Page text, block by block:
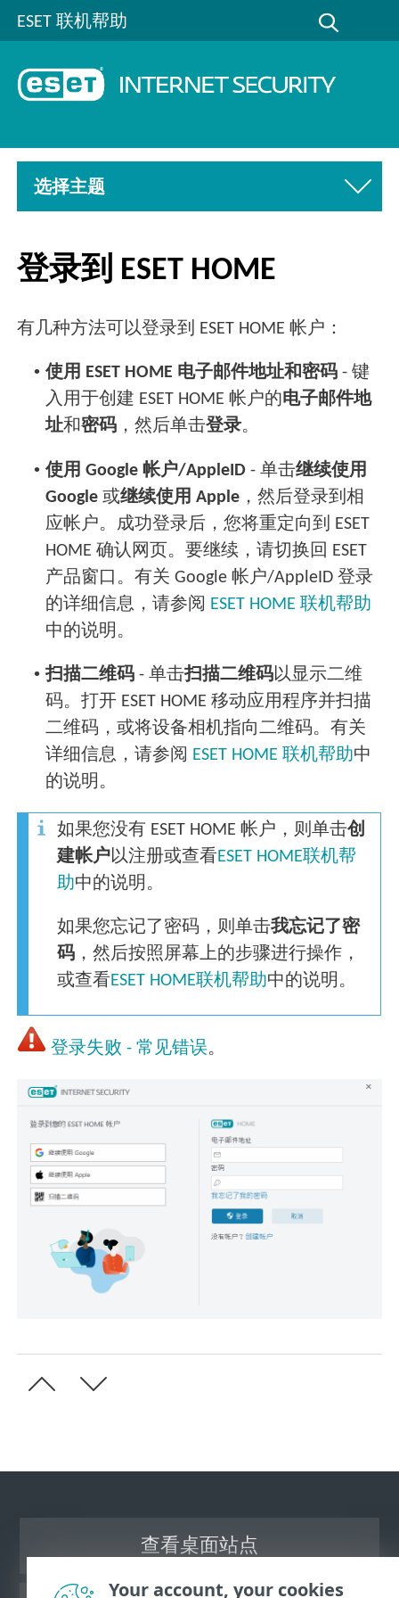
ESET 联机帮助
选择主题
登录到 ESET HOME
有几种方法可以登录到 ESET HOME 帐户：
• 使用 ESET HOME 电子邮件地址和密码 - 键
入用于创建 ESET HOME 帐户的 电子邮件地
址和密码 ，然后单击登录。
• 使用Google 帐户/AppleID - 单击继续使用
Google 或继续使用Apple ，然后登录到相
应帐户。成功登录后，您将重定向到 ESET
HOME 确认网页。要继续，请切换回 ESET
产品窗口。有关Google 帐户/AppleID 登录
的详细信息，请参阅 ESET HOME 联机帮助
中的说明。
• 扫描二维码 - 单击扫描二维码以显示二维
码。打开 ESET HOME 移动应用程序并扫描
二维码，或将设备相机指向二维码。有关
详细信息，请参阅 ESET HOME 联机帮助中
的说明。
如果您没有 ESET HOME 帐户，则单击创
建帐户以注册或查看ESET HOME联机帮
助中的说明。
如果您忘记了密码，则单击我忘记了密
码 ，然后按照屏幕上的步骤进行操作，
或查看ESET HOME联机帮助中的说明。
登录失败 - 常见错误。
查看桌面站点
Your account, your cookies